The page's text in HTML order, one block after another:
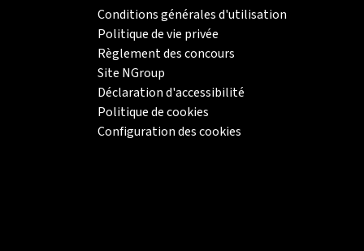
Conditions générales d'utilisation
Politique de vie privée
Règlement des concours
Site NGroup
Déclaration d'accessibilité
Politique de cookies
Configuration des cookies